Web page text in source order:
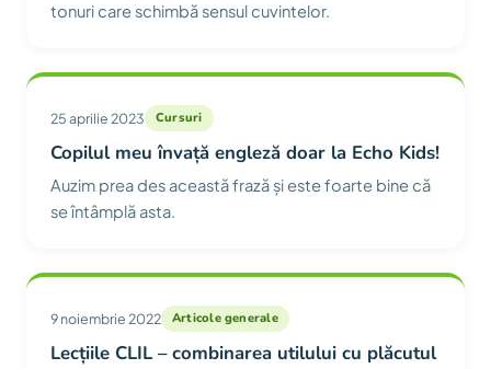
tonuri care schimbă sensul cuvintelor.
25 aprilie 2023 Cursuri
Copilul meu învață engleză doar la Echo Kids!
Auzim prea des această frază și este foarte bine că
se întâmplă asta.
9 noiembrie 2022 Articole generale
Lecțiile CLIL – combinarea utilului cu plăcutul